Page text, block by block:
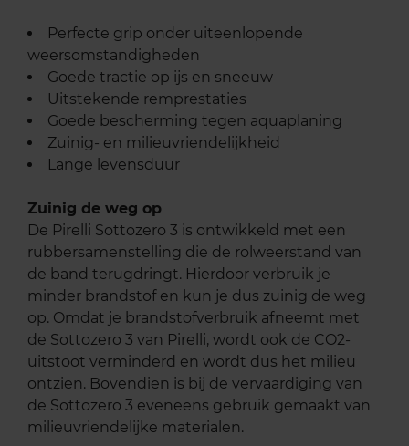
Perfecte grip onder uiteenlopende
weersomstandigheden
Goede tractie op ijs en sneeuw
Uitstekende remprestaties
Goede bescherming tegen aquaplaning
Zuinig- en milieuvriendelijkheid
Lange levensduur
Zuinig de weg op
De Pirelli Sottozero 3 is ontwikkeld met een
rubbersamenstelling die de rolweerstand van
de band terugdringt. Hierdoor verbruik je
minder brandstof en kun je dus zuinig de weg
op. Omdat je brandstofverbruik afneemt met
de Sottozero 3 van Pirelli, wordt ook de CO2-
uitstoot verminderd en wordt dus het milieu
ontzien. Bovendien is bij de vervaardiging van
de Sottozero 3 eveneens gebruik gemaakt van
milieuvriendelijke materialen.